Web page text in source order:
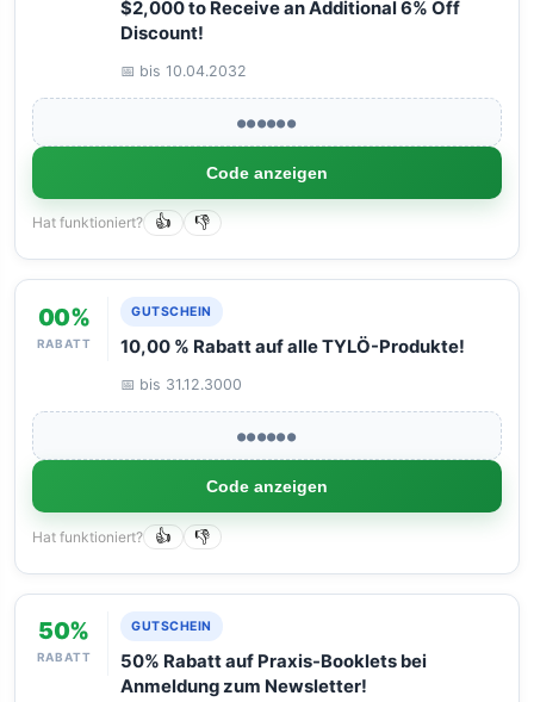
$2,000 to Receive an Additional 6% Off
Discount!
📅 bis 10.04.2032
●●●●●●
Code anzeigen
Hat funktioniert? 👍 👎
00%
RABATT
GUTSCHEIN
10,00 % Rabatt auf alle TYLÖ-Produkte!
📅 bis 31.12.3000
●●●●●●
Code anzeigen
Hat funktioniert? 👍 👎
50%
RABATT
GUTSCHEIN
50% Rabatt auf Praxis-Booklets bei
Anmeldung zum Newsletter!